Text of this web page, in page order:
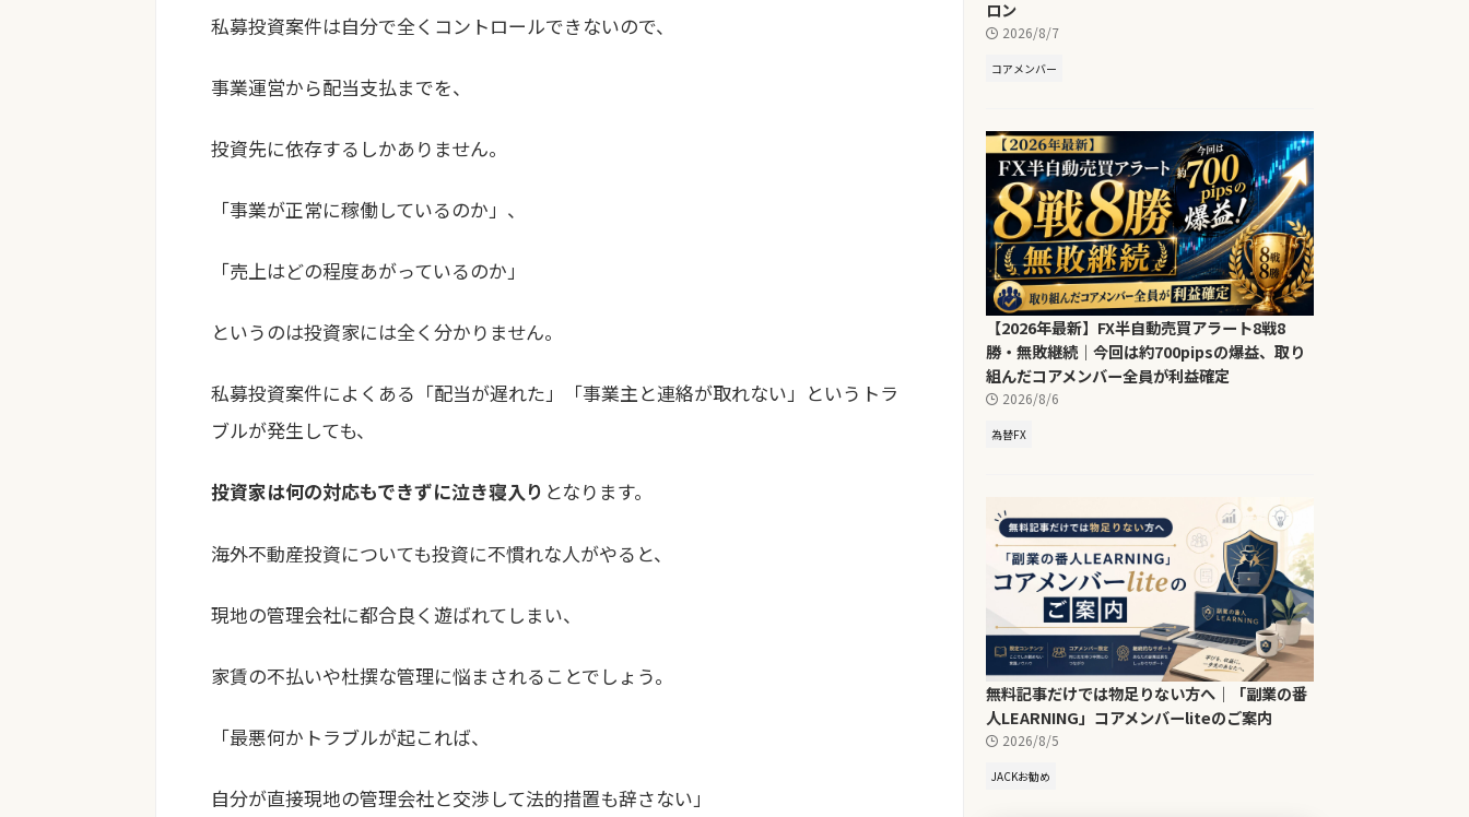
私募投資案件は自分で全くコントロールできないので、
事業運営から配当支払までを、
投資先に依存するしかありません。
「事業が正常に稼働しているのか」、
「売上はどの程度あがっているのか」
というのは投資家には全く分かりません。
私募投資案件によくある「配当が遅れた」「事業主と連絡が取れない」というトラ
ブルが発生しても、
投資家は何の対応もできずに泣き寝入り となります。
海外不動産投資についても投資に不慣れな人がやると、
現地の管理会社に都合良く遊ばれてしまい、
家賃の不払いや杜撰な管理に悩まされることでしょう。
「最悪何かトラブルが起これば、
自分が直接現地の管理会社と交渉して法的措置も辞さない」
ロン
2026/8/7
コアメンバー
【2026年最新】FX半自動売買アラート8戦8
勝・無敗継続｜今回は約700pipsの爆益、取り
組んだコアメンバー全員が利益確定
2026/8/6
為替FX
無料記事だけでは物足りない方へ｜「副業の番
人LEARNING」コアメンバーliteのご案内
2026/8/5
JACKお勧め